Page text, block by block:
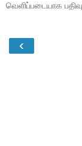
வெளிப்படையாக
‹